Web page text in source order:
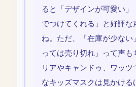
ると「デザインが可愛い」
でつけてくれる」と好評な
ね。ただ、「在庫が少ない
っては売り切れ」って声も
リアやキャンドゥ、ワッツ
なキッズマスクは見かける